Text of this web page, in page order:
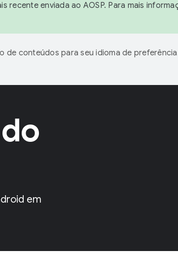
recente enviada ao AOSP. Para mais
de conteúdos para seu idioma de
em